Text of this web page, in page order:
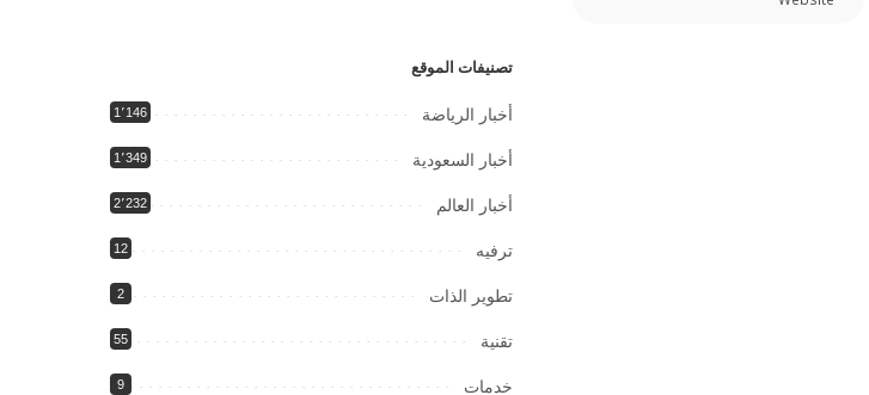
تصنيفات الموقع
أخبار الرياضة 1٬146
أخبار السعودية 1٬349
أخبار العالم 2٬232
ترفيه 12
تطوير الذات 2
تقنية 55
خدمات 9